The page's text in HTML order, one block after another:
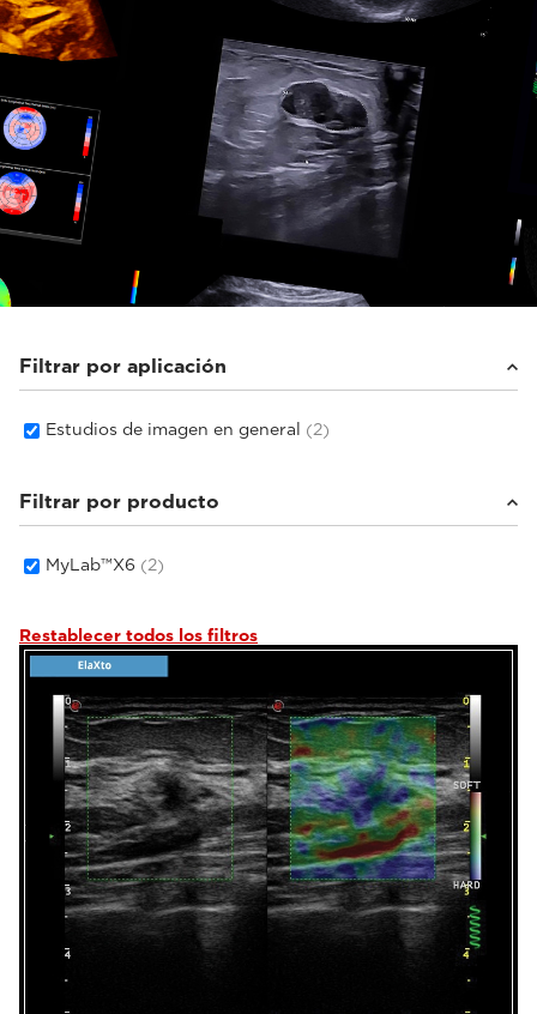
Filtrar por aplicación
Estudios de imagen en general (2)
Filtrar por producto
MyLab™X6 (2)
Restablecer todos los filtros